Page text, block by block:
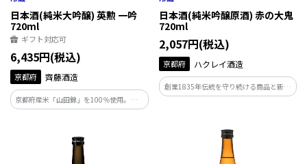
日本酒(純米大吟醸) 英勲 一吟
720ml
ギフト対応可
6,435円(税込)
京都府 齊藤酒造
京都府産米「山田錦」を100％使用。極限
の35％まで磨きあげ、酒造技術の粋を結
さとデリシャスな吟醸香が優雅さを引き
出す究極のお酒です。
日本酒(純米吟醸原酒) 赤の大鬼
720ml
2,057円(税込)
京都府 ハクレイ酒造
創業1835年伝統を守り続ける商品と新た
なる商品開発も行い両輪で進む蔵元です。